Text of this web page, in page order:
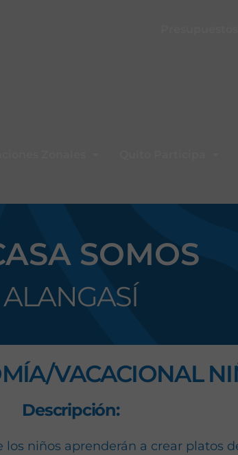
SOMOS
ALANGASÍ
VACACIONAL
Descripción:
los niños aprenderán a crear platos